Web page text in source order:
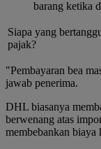
barang ketika
Siapa yang
pajak?
"Pembayaran bea
jawab penerima.
DHL biasanya
berwenang atas
membebankan biaya